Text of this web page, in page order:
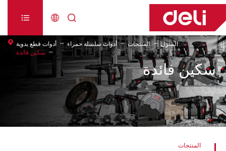



سكين فائدة
المنزل المنتجات أدوات سلسلة حمراء
أدوات قطع يدوية
سكين فائدة
المنتجات